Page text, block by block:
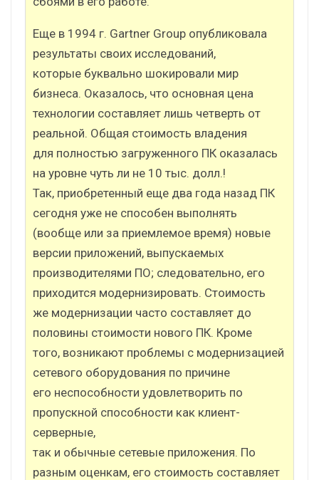
Еще в 1994 г. Gartner Group опубликовала
результаты своих исследований,
которые буквально шокировали мир
бизнеса. Оказалось, что основная цена
технологии составляет лишь четверть от
реальной. Общая стоимость владения
для полностью загруженного ПК оказалась
на уровне чуть ли не 10 тыс. долл.!
Так, приобретенный еще два года назад ПК
сегодня уже не способен выполнять
(вообще или за приемлемое время) новые
версии приложений, выпускаемых
производителями ПО; следовательно, его
приходится модернизировать. Стоимость
же модернизации часто составляет до
половины стоимости нового ПК. Кроме
того, возникают проблемы с модернизацией
сетевого оборудования по причине
его неспособности удовлетворить по
пропускной способности как клиент-
серверные,
так и обычные сетевые приложения. По
разным оценкам, его стоимость составляет